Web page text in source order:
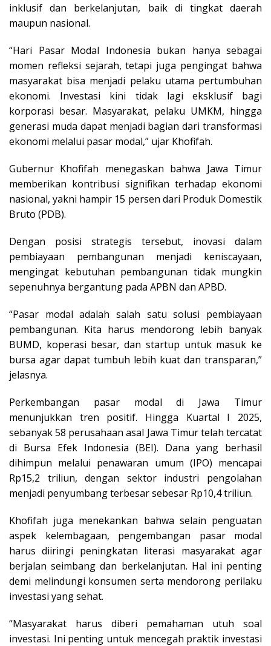
inklusif dan berkelanjutan, baik di tingkat daerah
maupun nasional.
“Hari Pasar Modal Indonesia bukan hanya sebagai
momen refleksi sejarah, tetapi juga pengingat bahwa
masyarakat bisa menjadi pelaku utama pertumbuhan
ekonomi. Investasi kini tidak lagi eksklusif bagi
korporasi besar. Masyarakat, pelaku UMKM, hingga
generasi muda dapat menjadi bagian dari transformasi
ekonomi melalui pasar modal,” ujar Khofifah.
Gubernur Khofifah menegaskan bahwa Jawa Timur
memberikan kontribusi signifikan terhadap ekonomi
nasional, yakni hampir 15 persen dari Produk Domestik
Bruto (PDB).
Dengan posisi strategis tersebut, inovasi dalam
pembiayaan pembangunan menjadi keniscayaan,
mengingat kebutuhan pembangunan tidak mungkin
sepenuhnya bergantung pada APBN dan APBD.
“Pasar modal adalah salah satu solusi pembiayaan
pembangunan. Kita harus mendorong lebih banyak
BUMD, koperasi besar, dan startup untuk masuk ke
bursa agar dapat tumbuh lebih kuat dan transparan,”
jelasnya.
Perkembangan pasar modal di Jawa Timur
menunjukkan tren positif. Hingga Kuartal I 2025,
sebanyak 58 perusahaan asal Jawa Timur telah tercatat
di Bursa Efek Indonesia (BEI). Dana yang berhasil
dihimpun melalui penawaran umum (IPO) mencapai
Rp15,2 triliun, dengan sektor industri pengolahan
menjadi penyumbang terbesar sebesar Rp10,4 triliun.
Khofifah juga menekankan bahwa selain penguatan
aspek kelembagaan, pengembangan pasar modal
harus diiringi peningkatan literasi masyarakat agar
berjalan seimbang dan berkelanjutan. Hal ini penting
demi melindungi konsumen serta mendorong perilaku
investasi yang sehat.
“Masyarakat harus diberi pemahaman utuh soal
investasi. Ini penting untuk mencegah praktik investasi